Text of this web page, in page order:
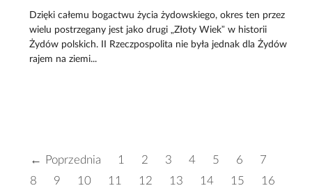
Dzięki całemu bogactwu życia żydowskiego, okres ten przez
wielu postrzegany jest jako drugi „Złoty Wiek” w historii
Żydów polskich. II Rzeczpospolita nie była jednak dla Żydów
rajem na ziemi...
← Poprzednia 1 2 3 4 5 6
7
8
9 10 11 12 13 14 15
16